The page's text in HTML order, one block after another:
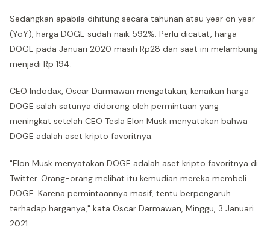
Sedangkan apabila dihitung secara tahunan atau year on year
(YoY), harga DOGE sudah naik 592%. Perlu dicatat, harga
DOGE pada Januari 2020 masih Rp28 dan saat ini melambung
menjadi Rp 194.
CEO Indodax, Oscar Darmawan mengatakan, kenaikan harga
DOGE salah satunya didorong oleh permintaan yang
meningkat setelah CEO Tesla Elon Musk menyatakan bahwa
DOGE adalah aset kripto favoritnya.
"Elon Musk menyatakan DOGE adalah aset kripto favoritnya di
Twitter. Orang-orang melihat itu kemudian mereka membeli
DOGE. Karena permintaannya masif, tentu berpengaruh
terhadap harganya," kata Oscar Darmawan, Minggu, 3 Januari
2021.